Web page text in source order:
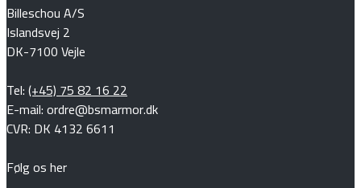
Billeschou A/S
Islandsvej 2
DK-7100 Vejle
Tel:(+45) 75 82 16 22
E-mail: ordre@bsmarmor.dk
CVR: DK 4132 6611
Følg os her